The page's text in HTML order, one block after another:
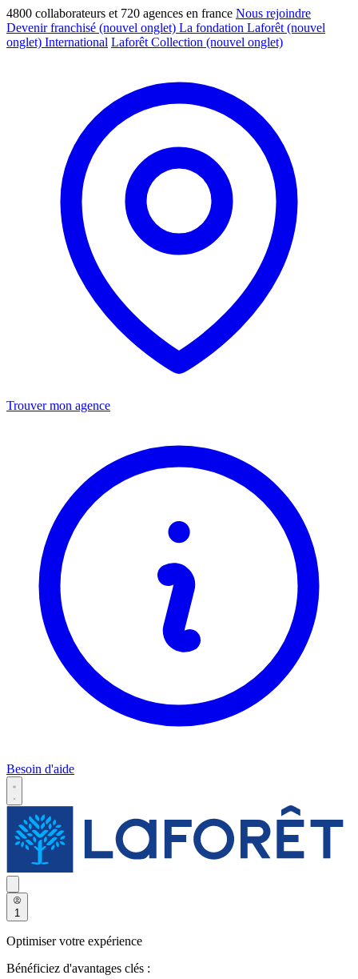
4800 collaborateurs et 720 agences en france Nous rejoindre
Devenir franchisé (nouvel onglet) La fondation Laforêt (nouvel
onglet) International Laforêt Collection (nouvel onglet)
Trouver mon agence
Besoin d'aide
1
Optimiser votre expérience
Bénéficiez d'avantages clés :